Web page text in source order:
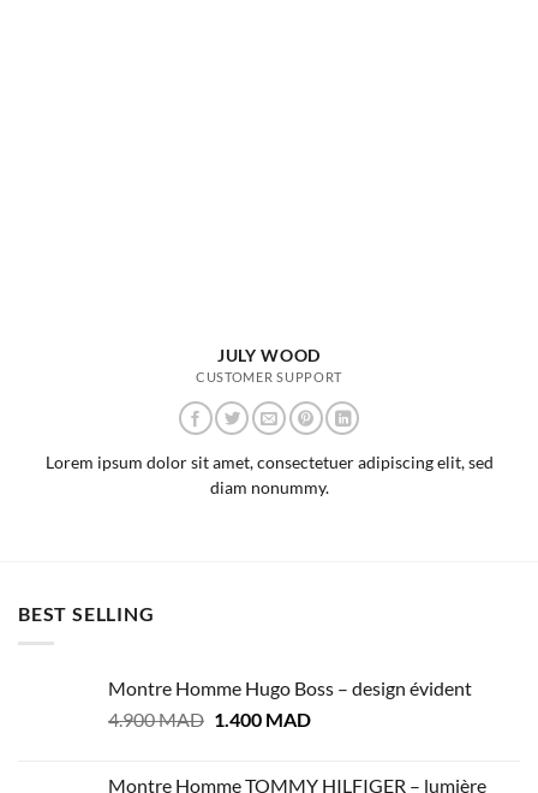
JULY WOOD
CUSTOMER SUPPORT
Lorem ipsum dolor sit amet, consectetuer adipiscing elit, sed
diam nonummy.
BEST SELLING
Montre Homme Hugo Boss – design évident
4.900MAD Le
1.400 MADLe
Montre Homme TOMMY HILFIGER – lumière